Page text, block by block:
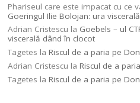
Phariseul care este impacat cu ce
Goeringul Ilie Bolojan: ura
Adrian Cristescu la Goebels – ul
viscerală dând în clocot
Tagetes laRiscul de a paria pe
Adrian Cristescu laRiscul de a
Tagetes laRiscul de a paria pe